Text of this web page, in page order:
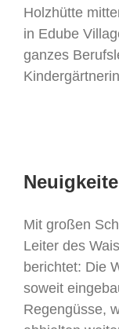
Holzhütte
in Edube
ganzes
Mit großen
Leiter des
berichtet: Die
soweit
Regengüsse,